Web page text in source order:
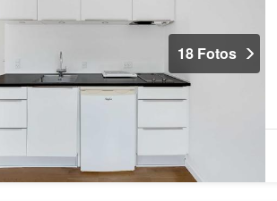
18 Fotos